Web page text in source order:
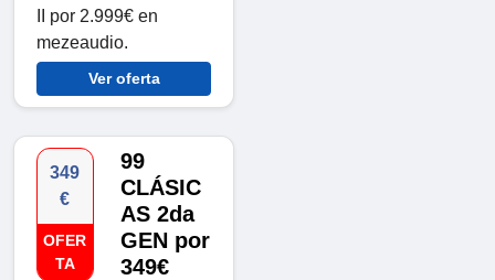
II por 2.999€ en
mezeaudio.
Ver oferta
349
€
OFER
TA
99
CLÁSIC
AS 2da
GEN por
349€